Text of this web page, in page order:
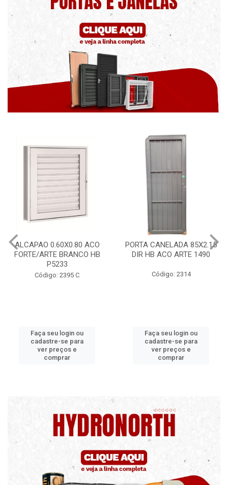
PORTA CANELADA 85X2.15
DIR HB ACO ARTE 1490
Código: 2314
Faça seu login ou
cadastre-se para
ver preços e
comprar
PORTA LAMINADA
DIR POP/MIX HB
Código: 2340
Faça seu login ou
cadastre-se para
ver preços e
comprar